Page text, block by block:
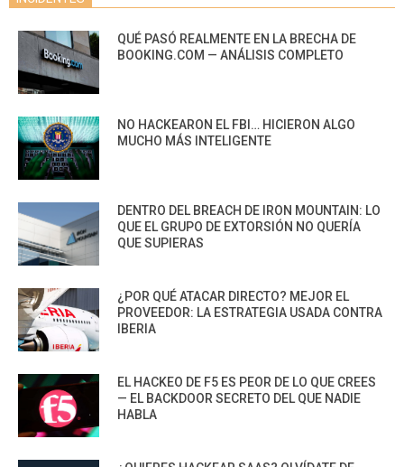
QUÉ PASÓ REALMENTE EN LA BRECHA DE
BOOKING.COM — ANÁLISIS COMPLETO
NO HACKEARON EL FBI… HICIERON ALGO
MUCHO MÁS INTELIGENTE
DENTRO DEL BREACH DE IRON MOUNTAIN: LO
QUE EL GRUPO DE EXTORSIÓN NO QUERÍA
QUE SUPIERAS
¿POR QUÉ ATACAR DIRECTO? MEJOR EL
PROVEEDOR: LA ESTRATEGIA USADA CONTRA
IBERIA
EL HACKEO DE F5 ES PEOR DE LO QUE CREES
— EL BACKDOOR SECRETO DEL QUE NADIE
HABLA